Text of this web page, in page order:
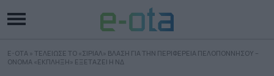
E-OTA » ΤΕΛΕΙΩΣΕ ΤΟ «ΣΙΡΙΑΛ» ΒΛΑΣΗ ΓΙΑ ΤΗΝ ΠΕΡΙΦΕΡΕΙΑ ΠΕΛΟΠΟΝΝΗΣΟΥ –
ΟΝΟΜΑ «ΕΚΠΛΗΞΗ» ΕΞΕΤΑΖΕΙ Η ΝΔ